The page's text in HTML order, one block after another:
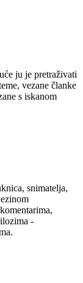
ju je pretraživati
vezane članke
s iskanom
snimatelja,
-